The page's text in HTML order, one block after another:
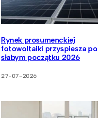
Rynek prosumenckiej
fotowoltaiki przyspiesza po
słabym początku 2026
27-07-2026